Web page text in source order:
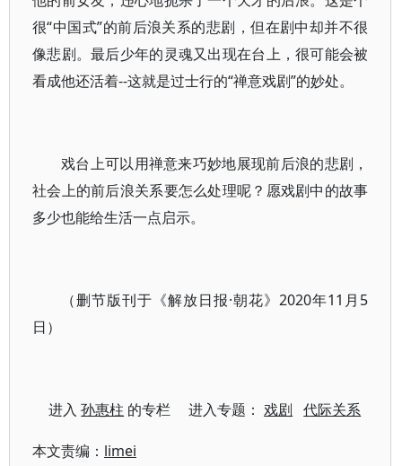
很“中国式”的前后浪关系的悲剧，但在剧中却并不很
像悲剧。最后少年的灵魂又出现在台上，很可能会被
看成他还活着--这就是过士行的“禅意戏剧”的妙处。
戏台上可以用禅意来巧妙地展现前后浪的悲剧，
社会上的前后浪关系要怎么处理呢？愿戏剧中的故事
多少也能给生活一点启示。
（删节版刊于《解放日报·朝花》2020年11月5
日）
进入孙惠柱 的专栏 进入专题：戏剧 代际关系
本文责编： limei